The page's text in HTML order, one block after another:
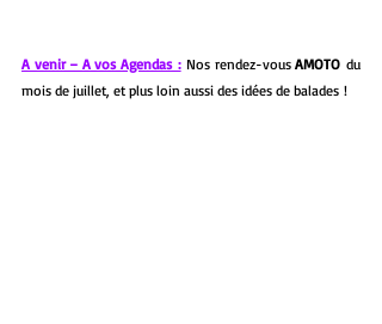
A venir – A vos Agendas : Nos rendez-vous AMOTO du
mois de juillet, et plus loin aussi des idées de balades !